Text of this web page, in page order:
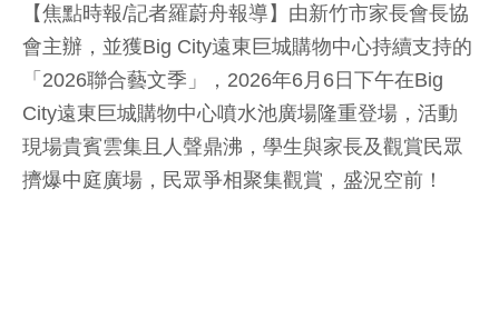
【焦點時報/記者羅蔚舟報導】由新竹市家長會長協
會主辦，並獲Big City遠東巨城購物中心持續支持的
「2026聯合藝文季」，2026年6月6日下午在Big
City遠東巨城購物中心噴水池廣場隆重登場，活動
現場貴賓雲集且人聲鼎沸，學生與家長及觀賞民眾
擠爆中庭廣場，民眾爭相聚集觀賞，盛況空前！